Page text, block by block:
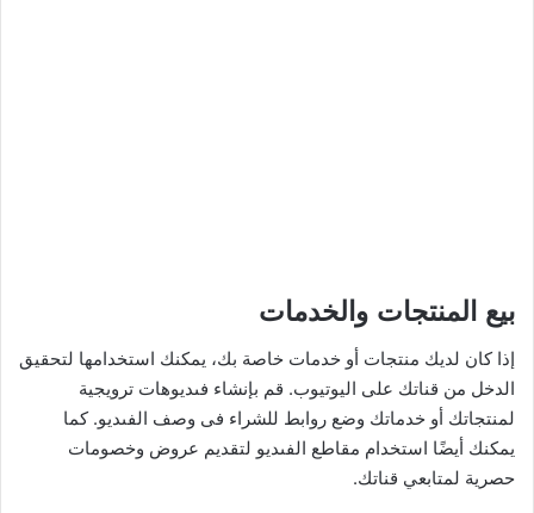
بيع المنتجات والخدمات
إذا كان لديك منتجات أو خدمات خاصة بك، يمكنك استخدامها لتحقيق
الدخل من قناتك على اليوتيوب. قم بإنشاء فىديوهات ترويجية
لمنتجاتك أو خدماتك وضع روابط للشراء فى وصف الفىديو. كما
يمكنك أيضًا استخدام مقاطع الفىديو لتقديم عروض وخصومات
حصرية لمتابعي قناتك.